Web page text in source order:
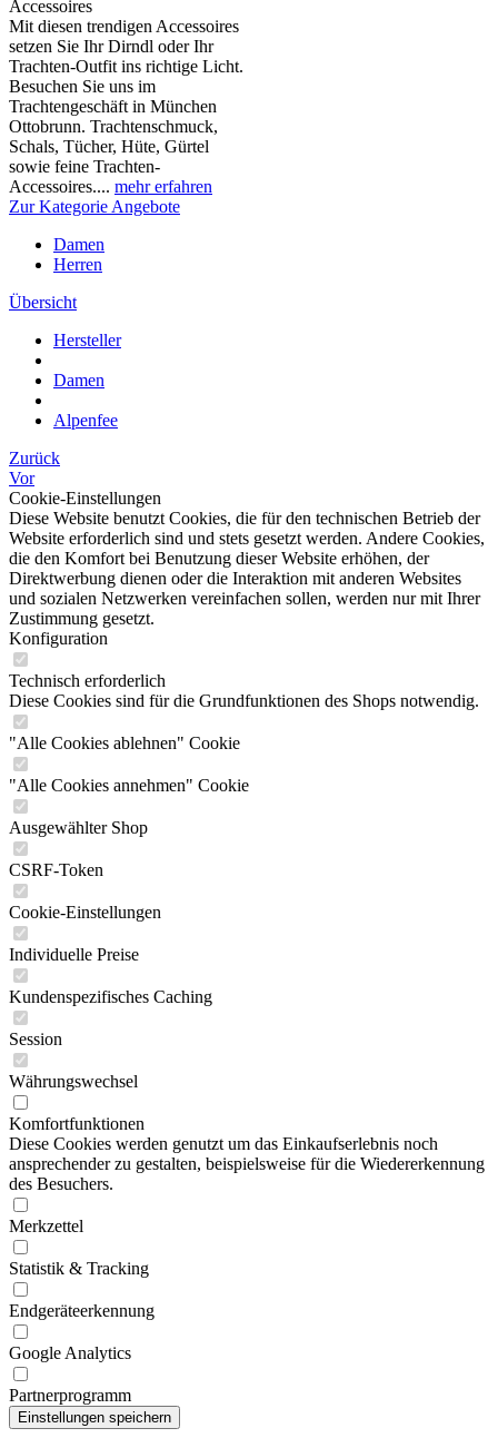
Accessoires
Mit diesen trendigen Accessoires
setzen Sie Ihr Dirndl oder Ihr
Trachten-Outfit ins richtige Licht.
Besuchen Sie uns im
Trachtengeschäft in München
Ottobrunn. Trachtenschmuck,
Schals, Tücher, Hüte, Gürtel
sowie feine Trachten-
Accessoires.... mehr erfahren
Zur Kategorie Angebote
Damen
Herren
Übersicht
Hersteller
Damen
Alpenfee
Zurück
Vor
Cookie-Einstellungen
Diese Website benutzt Cookies, die für den technischen Betrieb der
Website erforderlich sind und stets gesetzt werden. Andere Cookies,
die den Komfort bei Benutzung dieser Website erhöhen, der
Direktwerbung dienen oder die Interaktion mit anderen Websites
und sozialen Netzwerken vereinfachen sollen, werden nur mit Ihrer
Zustimmung gesetzt.
Konfiguration
Technisch erforderlich
Diese Cookies sind für die Grundfunktionen des Shops notwendig.
"Alle Cookies ablehnen" Cookie
"Alle Cookies annehmen" Cookie
Ausgewählter Shop
CSRF-Token
Cookie-Einstellungen
Individuelle Preise
Kundenspezifisches Caching
Session
Währungswechsel
Komfortfunktionen
Diese Cookies werden genutzt um das Einkaufserlebnis noch
ansprechender zu gestalten, beispielsweise für die Wiedererkennung
des Besuchers.
Merkzettel
Statistik & Tracking
Endgeräteerkennung
Google Analytics
Partnerprogramm